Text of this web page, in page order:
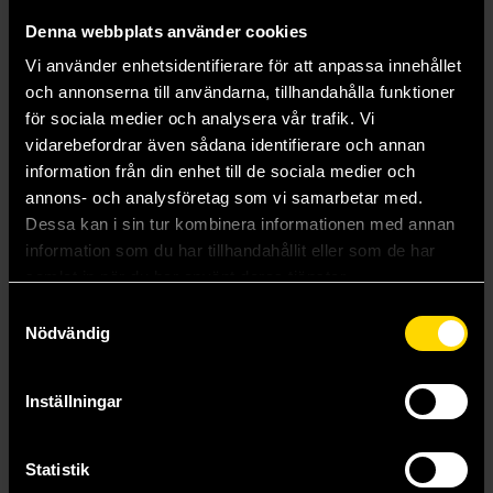
Denna webbplats använder cookies
Vi använder enhetsidentifierare för att anpassa innehållet
och annonserna till användarna, tillhandahålla funktioner
för sociala medier och analysera vår trafik. Vi
vidarebefordrar även sådana identifierare och annan
information från din enhet till de sociala medier och
annons- och analysföretag som vi samarbetar med.
Dessa kan i sin tur kombinera informationen med annan
information som du har tillhandahållit eller som de har
Nödvändig
Inställningar
Statistik
Claymore Vol 1
139 kr
Läs mer